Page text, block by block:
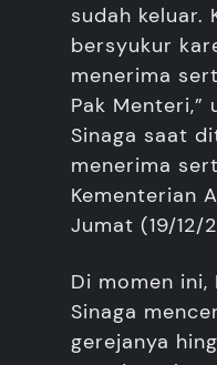
sudah keluar.
bersyukur
menerima
Pak Menteri,”
Sinaga saat
menerima
Kementerian
Jumat (19/12/
Di momen ini,
Sinaga
gerejanya